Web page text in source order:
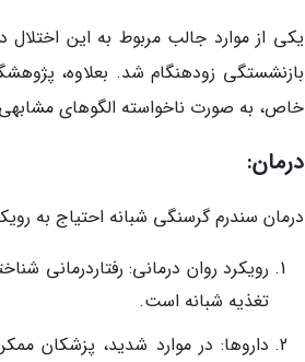
بازنشستگی زودهنگام شد. بعلاوه،
خاص، به صورت ناخواسته الگوهای مشابهی
درمان:
درمان سندرم گرسنگی شبانه احتیاج به
تغذیه شبانه است.
داروها: در موارد شدید، پزشکان